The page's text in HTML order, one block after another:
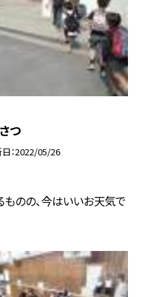
つ
2022/05/26
のの、今はいいお天気で